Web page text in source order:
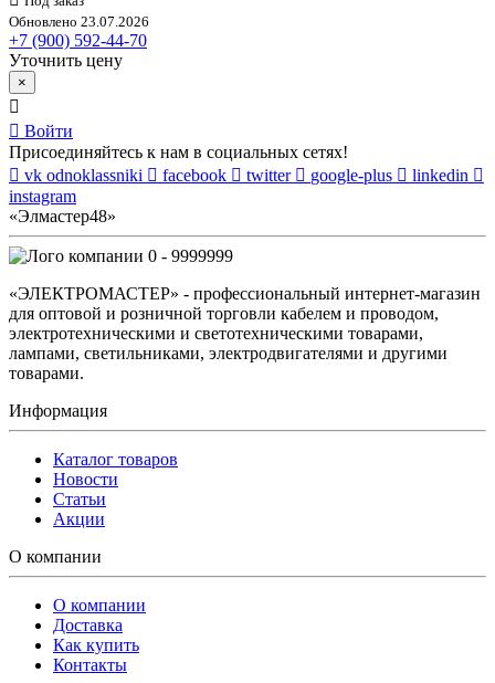
Обновлено 23.07.2026
+7 (900) 592-44-70
Уточнить цену
×
Войти
Присоединяйтесь к нам в социальных сетях!
vk odnoklassniki facebook twitter google-plus
linkedin
instagram
«Элмастер48»
0 - 9999999
«ЭЛЕКТРОМАСТЕР» - профессиональный интернет-магазин
для оптовой и розничной торговли кабелем и проводом,
электротехническими и светотехническими товарами,
лампами, светильниками, электродвигателями и другими
товарами.
Информация
Каталог товаров
Новости
Статьи
Акции
О компании
О компании
Доставка
Как купить
Контакты